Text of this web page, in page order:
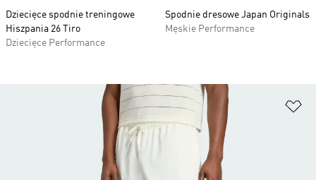
Dziecięce spodnie treningowe
Hiszpania 26 Tiro
Dziecięce Performance
Spodnie dresowe Japan Originals
Męskie Performance